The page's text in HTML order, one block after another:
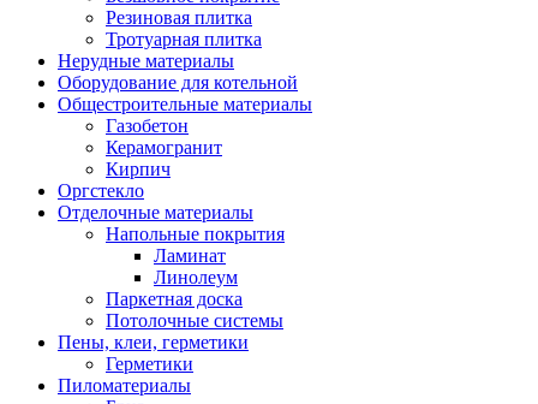
Резиновая плитка
Тротуарная плитка
Нерудные материалы
Оборудование для котельной
Общестроительные материалы
Газобетон
Керамогранит
Кирпич
Оргстекло
Отделочные материалы
Напольные покрытия
Ламинат
Линолеум
Паркетная доска
Потолочные системы
Пены, клеи, герметики
Герметики
Пиломатериалы